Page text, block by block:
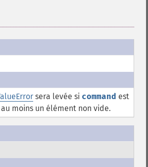
sera levée si command est
moins un élément non vide.